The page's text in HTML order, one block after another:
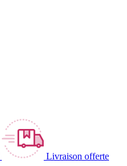
Livraison offerte